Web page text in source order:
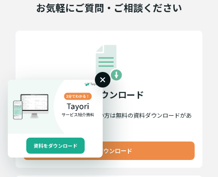
お気軽にご質問・ご相談ください
資料ダウンロード
Tayoriについて詳しく知りたい方は無料の資料ダウンロードがあ
資料ダウンロード
資料をダウンロード